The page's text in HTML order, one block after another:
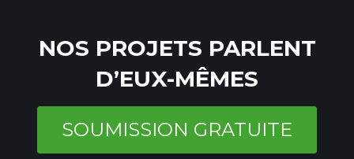
NOS PROJETS PARLENT
D’EUX-MÊMES
SOUMISSION GRATUITE